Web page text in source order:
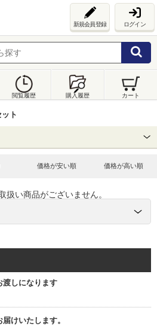
新規会員登録 ログイン
閲覧履歴 購入履歴 カート
ト
価格が安い順 価格が高い順
扱い商品がございません。
渡しになります
けいたします。